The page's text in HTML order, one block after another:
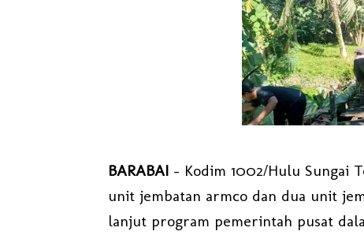
BARABAI – Kodim 1002/Hulu Sungai
unit jembatan armco dan dua unit
lanjut program pemerintah pusat